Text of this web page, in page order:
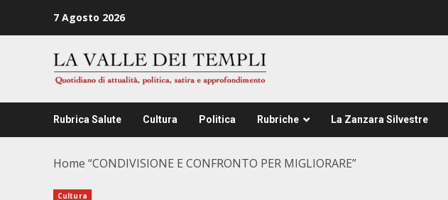
7 Agosto 2026
Rubrica Salute Cultura Politica Rubriche La Zanzara Silvestre
Home “CONDIVISIONE E CONFRONTO PER MIGLIORARE”
Cultura